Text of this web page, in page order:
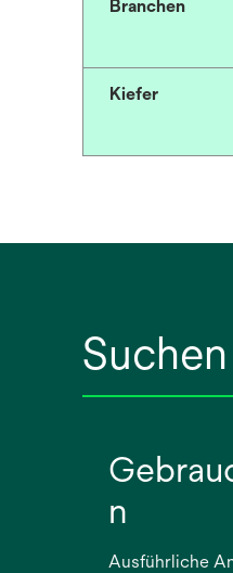
Branchen
Kiefer
n
Ausführliche